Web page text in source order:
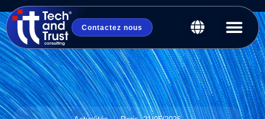
Contactez nous